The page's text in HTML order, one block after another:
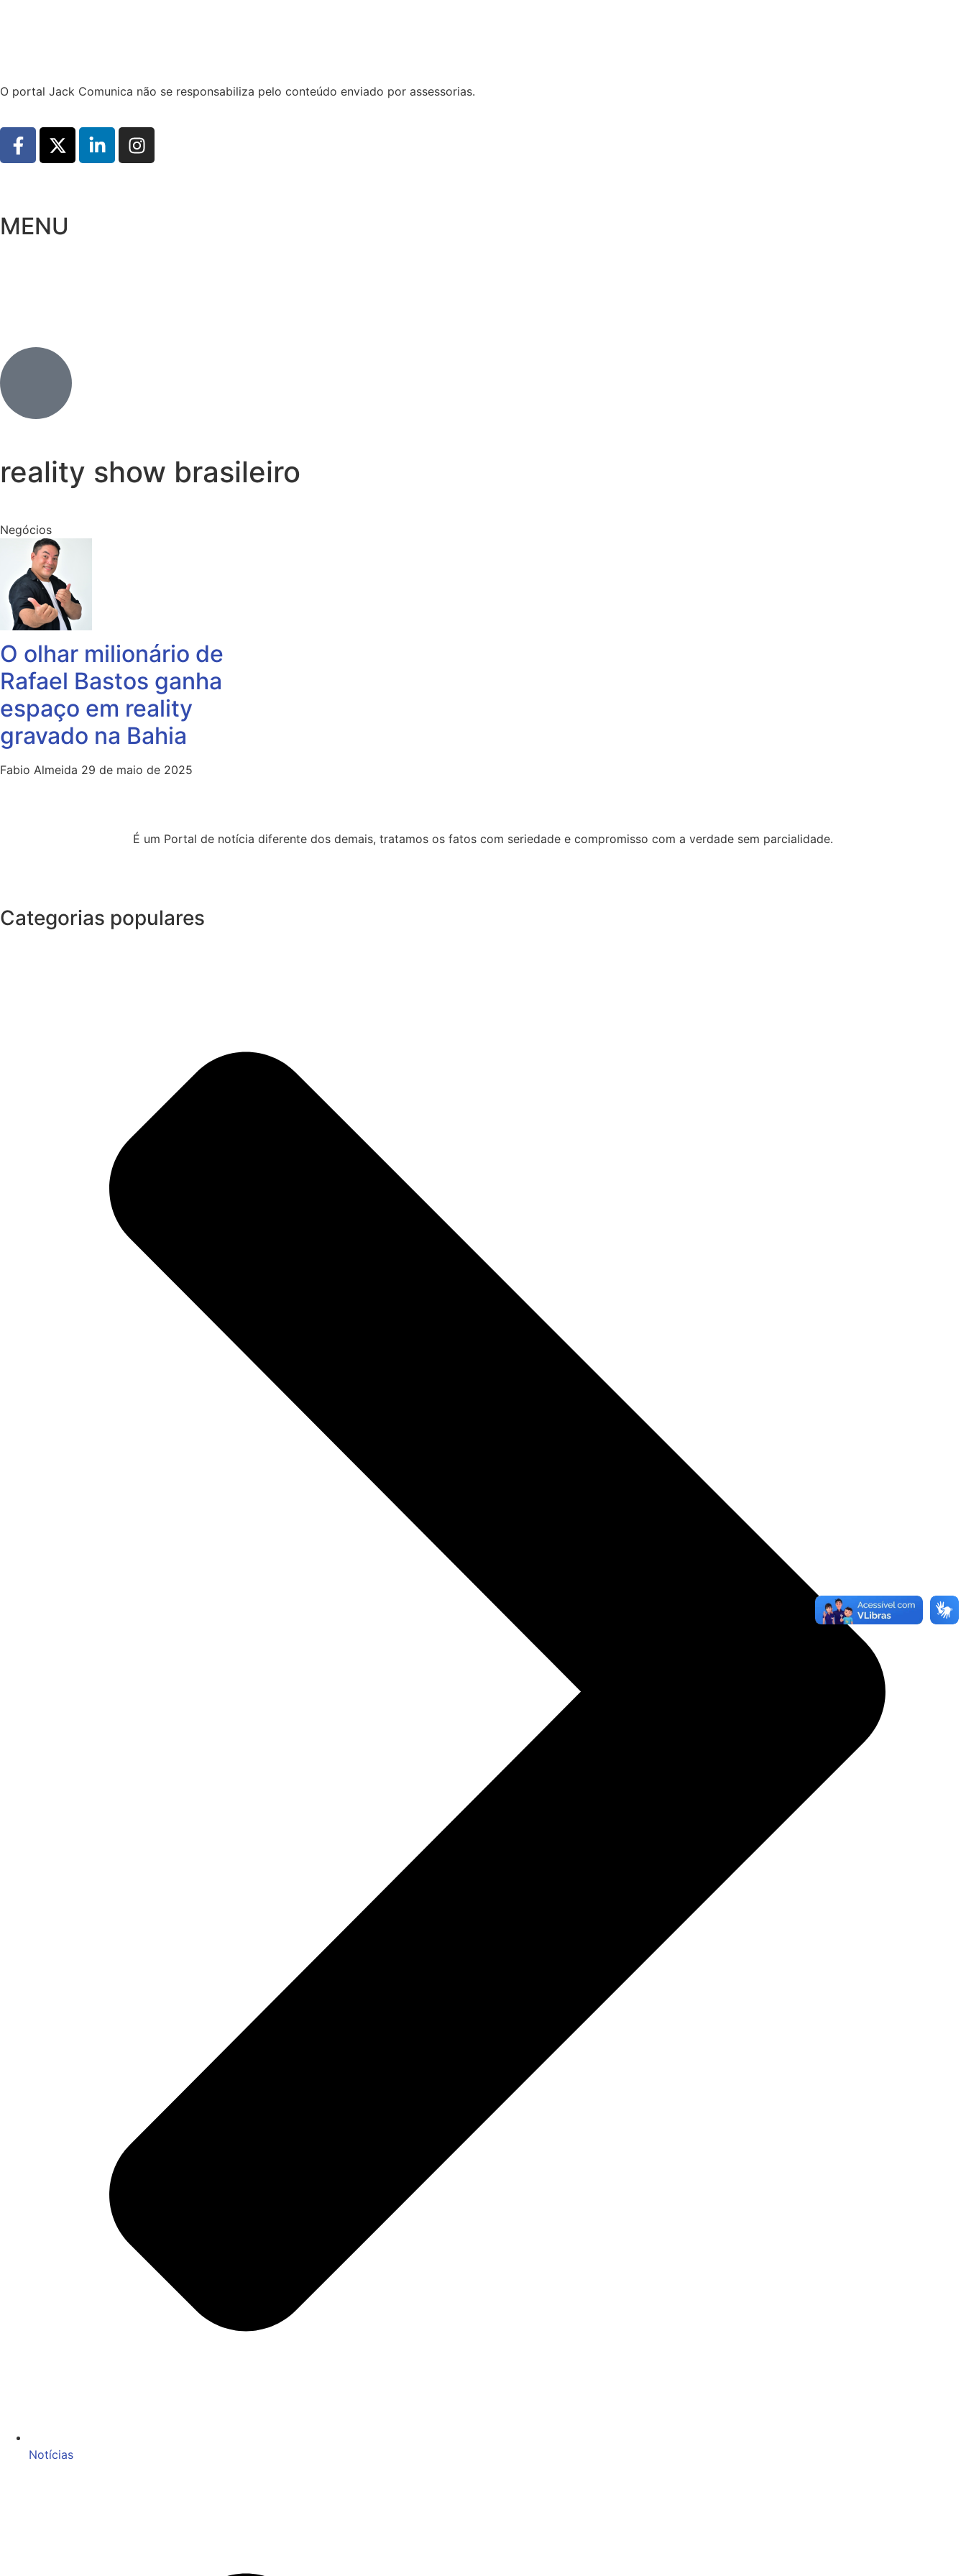
O portal Jack Comunica não se responsabiliza pelo conteúdo enviado por assessorias.
MENU
reality show brasileiro
Negócios
O olhar milionário de
Rafael Bastos ganha
espaço em reality
gravado na Bahia
Fabio Almeida 29 de maio de 2025
É um Portal de notícia diferente dos demais, tratamos os fatos com seriedade e compromisso com a verdade sem parcialidade.
Categorias populares
Notícias